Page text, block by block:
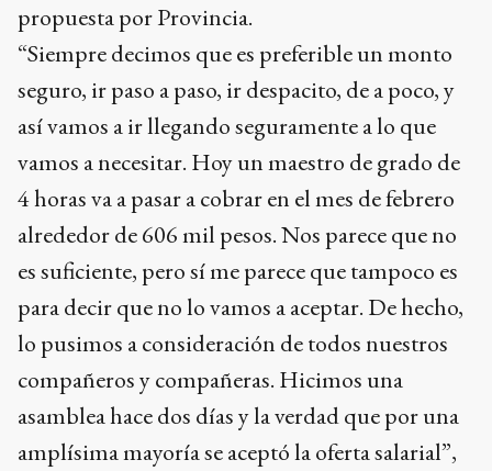
propuesta por Provincia.
“Siempre decimos que es preferible un monto
seguro, ir paso a paso, ir despacito, de a poco, y
así vamos a ir llegando seguramente a lo que
vamos a necesitar. Hoy un maestro de grado de
4 horas va a pasar a cobrar en el mes de febrero
alrededor de 606 mil pesos. Nos parece que no
es suficiente, pero sí me parece que tampoco es
para decir que no lo vamos a aceptar. De hecho,
lo pusimos a consideración de todos nuestros
compañeros y compañeras. Hicimos una
asamblea hace dos días y la verdad que por una
amplísima mayoría se aceptó la oferta salarial”,